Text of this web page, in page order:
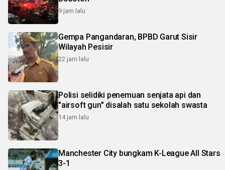
9 jam lalu
Gempa Pangandaran, BPBD Garut Sisir
Wilayah Pesisir
22 jam lalu
Polisi selidiki penemuan senjata api dan
"airsoft gun" disalah satu sekolah swasta
14 jam lalu
Manchester City bungkam K-League All Stars
3-1